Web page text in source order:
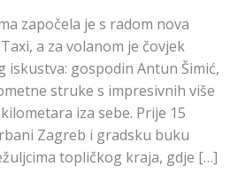
započela je s radom nova
a za volanom je čovjek
gospodin Antun Šimić,
struke s impresivnih više
iza sebe. Prije 15
Zagreb i gradsku buku
topličkog kraja, gdje […]